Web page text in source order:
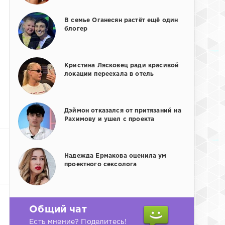
В семье Оганесян растёт ещё один
блогер
Кристина Лясковец ради красивой
локации переехала в отель
Дэймон отказался от притязаний на
Рахимову и ушел с проекта
Надежда Ермакова оценила ум
проектного сексолога
Общий чат
Есть мнение? Поделитесь!